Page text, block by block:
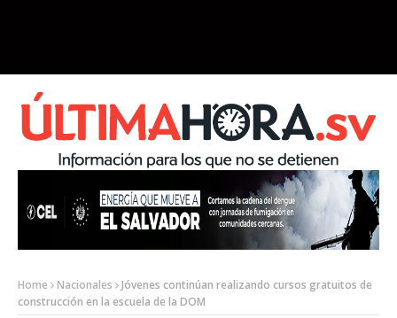
Home Nacionales
Jóvenes continúan realizando cursos gratuitos de
construcción en la escuela de la DOM